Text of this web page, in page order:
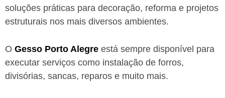
soluções práticas para decoração, reforma e projetos
estruturais nos mais diversos ambientes.
O Gesso Porto Alegre está sempre disponível para
executar serviços como instalação de forros,
divisórias, sancas, reparos e muito mais.